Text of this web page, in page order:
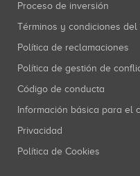
Proceso de inversión
Términos y condiciones
Política de reclamaciones
Política de gestión de
Código de conducta
Información básica para el
Privacidad
Política de Cookies